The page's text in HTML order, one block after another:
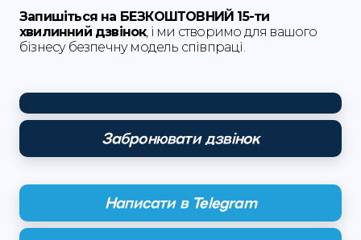
Запишіться на БЕЗКОШТОВНИЙ 15-ти
хвилинний дзвінок, і ми створимо для вашого
бізнесу безпечну модель співпраці.
Забронювати дзвінок
Написати в Telegram